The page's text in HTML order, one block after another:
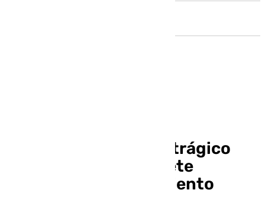
Málaga pone fin a un trágico
junio marcado por siete
muertes por ahogamiento